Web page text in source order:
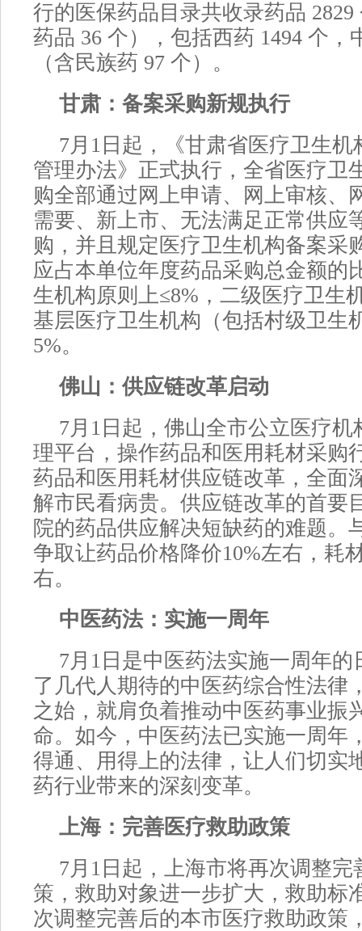
行的医保药品目录共收录药品
药品 36 个），包括西药 1494 个，
（含民族药 97 个）。
甘肃：备案采购新规执行
7月1日起，《甘肃省医疗卫生机
管理办法》正式执行，全省医疗卫
购全部通过网上申请、网上审核、
需要、新上市、无法满足正常供应
购，并且规定医疗卫生机构备案采
应占本单位年度药品采购总金额的
生机构原则上≤8%，二级医疗卫生
基层医疗卫生机构（包括村级卫生
5%。
佛山：供应链改革启动
7月1日起，佛山全市公立医疗机
理平台，操作药品和医用耗材采购
药品和医用耗材供应链改革，全面
解市民看病贵。供应链改革的首要
院的药品供应解决短缺药的难题。
争取让药品价格降价10%左右，耗
右。
中医药法：实施一周年
7月1日是中医药法实施一周年的
了几代人期待的中医药综合性法律
之始，就肩负着推动中医药事业振
命。如今，中医药法已实施一周年
得通、用得上的法律，让人们切实
药行业带来的深刻变革。
上海：完善医疗救助政策
7月1日起，上海市将再次调整完
策，救助对象进一步扩大，救助标
次调整完善后的本市医疗救助政策